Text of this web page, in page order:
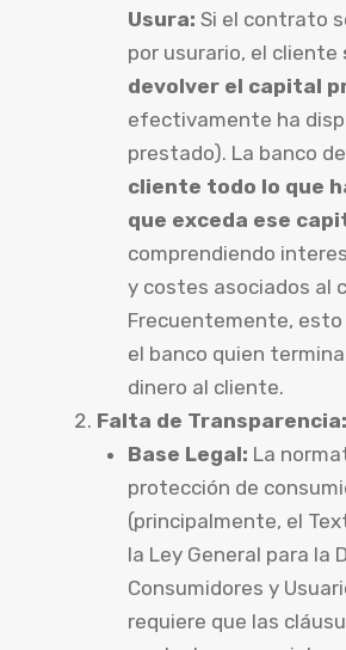
Usura: Si el contrato
por usurario, el cliente
devolver el capital
efectivamente ha
prestado). La banco
cliente todo lo que
que exceda ese
comprendiendo
y costes asociados al
Frecuentemente, esto
el banco quien
dinero al cliente.
Falta de Transparencia:
Base Legal: La
protección de
(principalmente, el
la Ley General para la
Consumidores y
requiere que las